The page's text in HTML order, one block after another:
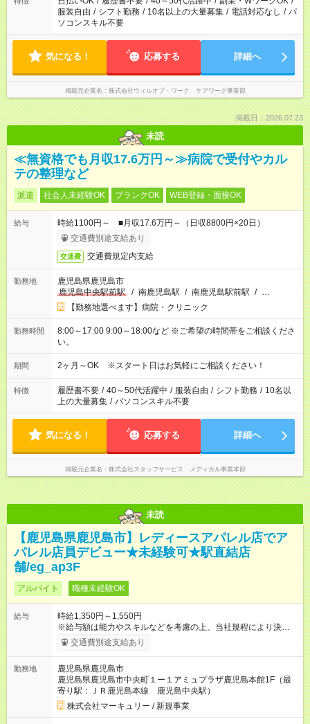
服装自由 / シフト勤務 / 10名以上の大量募集 / 電話対応なし / パ
ソコンスキル不要
気になる！ 応募する 詳細へ
掲載元企業名 株式会社ウィルオブ・ワーク ケアワーク事業部
掲載日：2026.07.23
未読
≪無資格でも月収17.6万円～≫病院で受付やカル
テの整理など
派遣 社会人未経験OK ブランクOK WEB登録・面接OK
給与
時給1100円～ ■月収17.6万円～（日収8800円×20日）
交通費別途支給あり
交通費 交通費規定内支給
勤務地
鹿児島県鹿児島市
鹿児島中央駅前駅
/ 南鹿児島駅 / 南鹿児島駅前駅 / …
【勤務地選べます】病院・クリニック
勤務時間
8:00～17:00 9:00～18:00など ※ご希望の時間帯をご相談くださ
い。
期間 2ヶ月～OK ※スタート日はお気軽にご相談ください！
特徴 履歴書不要 / 40～50代活躍中 / 服装自由 / シフト勤務 / 10名以
上の大量募集 / パソコンスキル不要
気になる！ 応募する 詳細へ
掲載元企業名 株式会社スタッフサービス メディカル事業本部
未読
【鹿児島県鹿児島市】レディースアパレル店でア
パレル店員デビュー★未経験可★駅直結店
舗/eg_ap3F
アルバイト 職種未経験OK
給与
時給1,350円～1,550円
※給与額は能力やスキルなどを考慮の上、当社規程により決定し
ます。 ■月給例 時給1，400円×実働8時間×月22日勤務＝246，
400円 【試用期間】試用期間あり 試用期間の長さ：3ヶ月 雇用
交通費別途支給あり
勤務地
鹿児島県鹿児島市
鹿児島県鹿児島市中央町１ー１アミュプラザ鹿児島本館1F（最
寄り駅：ＪＲ鹿児島本線 鹿児島中央駅）
株式会社マーキュリー / 新規事業